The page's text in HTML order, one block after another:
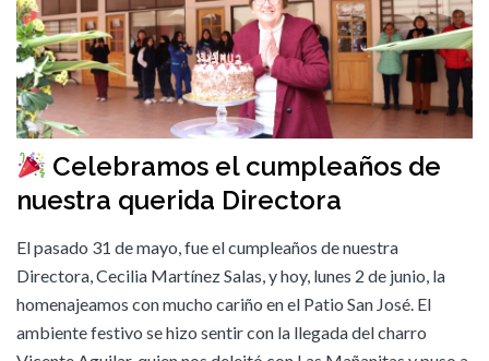
Celebramos el cumpleaños de
nuestra querida Directora
El pasado 31 de mayo, fue el cumpleaños de nuestra
Directora, Cecilia Martínez Salas, y hoy, lunes 2 de junio, la
homenajeamos con mucho cariño en el Patio San José. El
ambiente festivo se hizo sentir con la llegada del charro